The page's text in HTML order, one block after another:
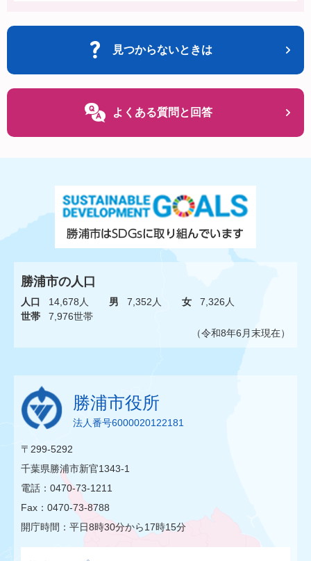
見つからないときは
よくある質問と回答
勝浦市の人口
人口 14,678人 男 7,352人 女
7,326人
世帯
7,976世帯
（令和8年6月末現在）
勝浦市役所
法人番号6000020122181
〒299-5292
千葉県勝浦市新官1343-1
電話：0470-73-1211
Fax：0470-73-8788
開庁時間：平日8時30分から17時15分